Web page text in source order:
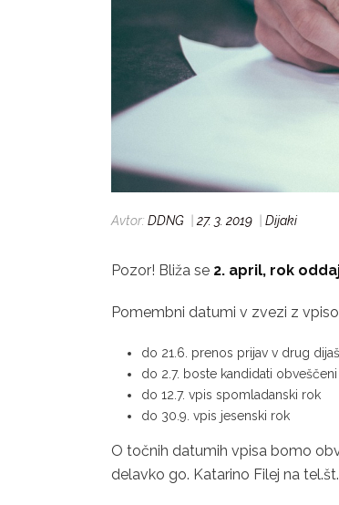
Avtor: DDNG 27. 3. 2019 Dijaki
Pozor! Bliža se 2. april, rok
Pomembni datumi v zvezi z
do 21.6. prenos prijav v drug
do 2.7. boste kandidati
do 12.7. vpis spomladanski rok
do 30.9. vpis jesenski rok
O točnih datumih vpisa bomo
delavko go. Katarino Filej na